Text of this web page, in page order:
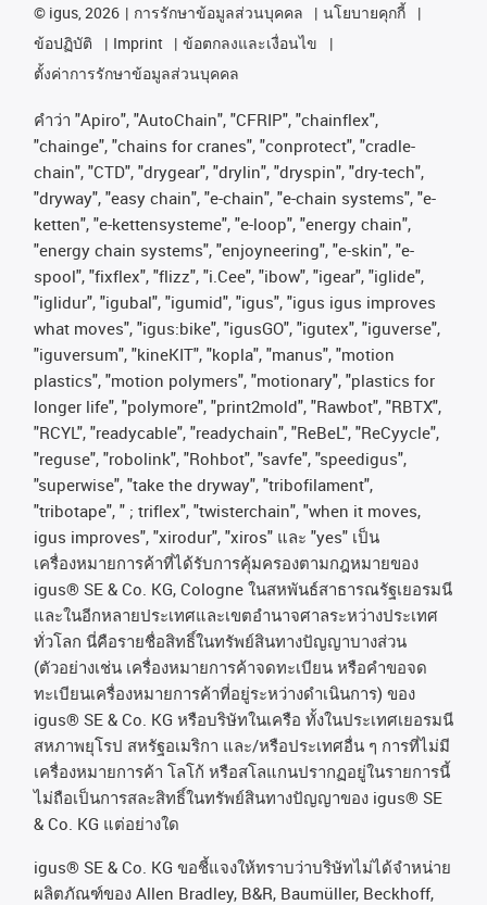
© igus, 2026 การรักษาข้อมูลส่วนบุคคล
นโยบายคุกกี้
ข้อปฏิบัติ
Imprint
ข้อตกลงและเงื่อนไข
ตั้งค่าการรักษาข้อมูลส่วนบุคคล
คําว่า "Apiro", "AutoChain", "CFRIP", "chainflex",
"chainge", "chains for cranes", "conprotect", "cradle-
chain", "CTD", "drygear", "drylin", "dryspin", "dry-tech",
"dryway", "easy chain", "e-chain", "e-chain systems", "e-
ketten", "e-kettensysteme", "e-loop", "energy chain",
"energy chain systems", "enjoyneering", "e-skin", "e-
spool", "fixflex", "flizz", "i.Cee", "ibow", "igear", "iglide",
"iglidur", "igubal", "igumid", "igus", "igus igus improves
what moves", "igus:bike", "igusGO", "igutex", "iguverse",
"iguversum", "kineKIT", "kopla", "manus", "motion
plastics", "motion polymers", "motionary", "plastics for
longer life", "polymore", "print2mold", "Rawbot", "RBTX",
"RCYL", "readycable", "readychain", "ReBeL", "ReCyycle",
"reguse", "robolink", "Rohbot", "savfe", "speedigus",
"superwise", "take the dryway", "tribofilament",
"tribotape", " ; triflex", "twisterchain", "when it moves,
igus improves", "xirodur", "xiros" และ "yes" เป็น
เครื่องหมายการค้าที่ได้รับการคุ้มครองตามกฎหมายของ
igus® SE & Co. KG, Cologne ในสหพันธ์สาธารณรัฐเยอรมนี
และในอีกหลายประเทศและเขตอํานาจศาลระหว่างประเทศ
ทั่วโลก นี่คือรายชื่อสิทธิ์ในทรัพย์สินทางปัญญาบางส่วน
(ตัวอย่างเช่น เครื่องหมายการค้าจดทะเบียน หรือคำขอจด
ทะเบียนเครื่องหมายการค้าที่อยู่ระหว่างดำเนินการ) ของ
igus® SE & Co. KG หรือบริษัทในเครือ ทั้งในประเทศเยอรมนี
สหภาพยุโรป สหรัฐอเมริกา และ/หรือประเทศอื่น ๆ การที่ไม่มี
เครื่องหมายการค้า โลโก้ หรือสโลแกนปรากฏอยู่ในรายการนี้
ไม่ถือเป็นการสละสิทธิ์ในทรัพย์สินทางปัญญาของ igus® SE
& Co. KG แต่อย่างใด
igus® SE & Co. KG ขอชี้แจงให้ทราบว่าบริษัทไม่ได้จําหน่าย
ผลิตภัณฑ์ของ Allen Bradley, B&R, Baumüller, Beckhoff,